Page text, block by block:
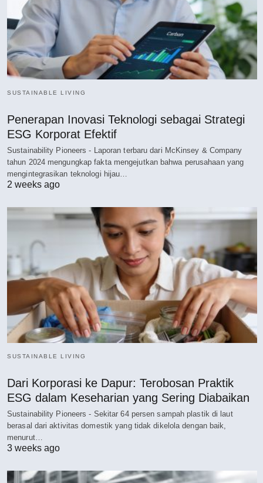
SUSTAINABLE LIVING
Penerapan Inovasi Teknologi sebagai Strategi
ESG Korporat Efektif
Sustainability Pioneers - Laporan terbaru dari McKinsey & Company
tahun 2024 mengungkap fakta mengejutkan bahwa perusahaan yang
mengintegrasikan teknologi hijau…
2 weeks ago
SUSTAINABLE LIVING
Dari Korporasi ke Dapur: Terobosan Praktik
ESG dalam Keseharian yang Sering Diabaikan
Sustainability Pioneers - Sekitar 64 persen sampah plastik di laut
berasal dari aktivitas domestik yang tidak dikelola dengan baik,
menurut…
3 weeks ago